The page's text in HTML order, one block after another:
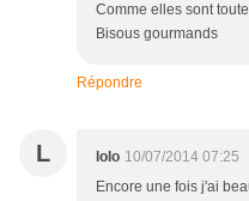
Comme elles sont
Bisous gourmands
Répondre
L lolo 10/07/2014 07:25
Encore une fois j'ai